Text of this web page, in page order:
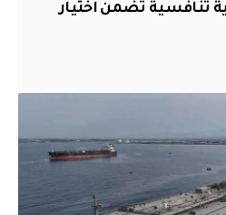
تضمن اختيار